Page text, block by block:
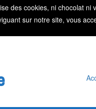
des cookies, ni chocolat ni
sur notre site, vous